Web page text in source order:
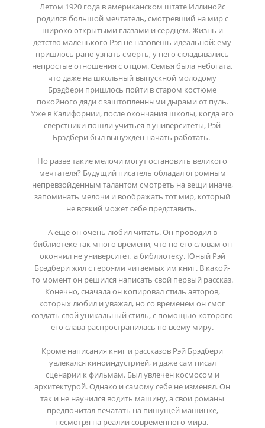
Летом 1920 года в американском штате Иллинойс
родился большой мечтатель, смотревший на мир с
широко открытыми глазами и сердцем. Жизнь и
детство маленького Рэя не назовешь идеальной: ему
пришлось рано узнать смерть, у него складывались
непростые отношения с отцом. Семья была небогата,
что даже на школьный выпускной молодому
Брэдбери пришлось пойти в старом костюме
покойного дяди с заштопленными дырами от пуль.
Уже в Калифорнии, после окончания школы, когда его
сверстники пошли учиться в университеты, Рэй
Брэдбери был вынужден начать работать.
Но разве такие мелочи могут остановить великого
мечтателя? Будущий писатель обладал огромным
непревзойденным талантом смотреть на вещи иначе,
запоминать мелочи и воображать тот мир, который
не всякий может себе представить.
А ещё он очень любил читать. Он проводил в
библиотеке так много времени, что по его словам он
окончил не университет, а библиотеку. Юный Рэй
Брэдбери жил с героями читаемых им книг. В какой-
то момент он решился написать свой первый рассказ.
Конечно, сначала он копировал стиль авторов,
которых любил и уважал, но со временем он смог
создать свой уникальный стиль, с помощью которого
его слава распространилась по всему миру.
Кроме написания книг и рассказов Рэй Брэдбери
увлекался киноиндустрией, и даже сам писал
сценарии к фильмам. Был увлечен космосом и
архитектурой. Однако и самому себе не изменял. Он
так и не научился водить машину, а свои романы
предпочитал печатать на пишущей машинке,
несмотря на реалии современного мира.